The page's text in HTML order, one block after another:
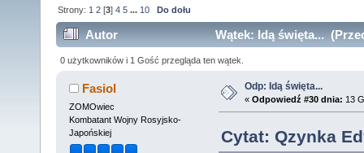
Strony: 1 2 [3]4 5 ... 10 Do dołu
Autor Wątek: Idą święta...
0 użytkowników i 1 Gość przegląda ten wątek.
Fasiol
ZOMOwiec
Kombatant Wojny Rosyjsko-
Japońskiej
Odp: Idą święta...
« Odpowiedź #30 dnia: 13
Cytat: Qzynka